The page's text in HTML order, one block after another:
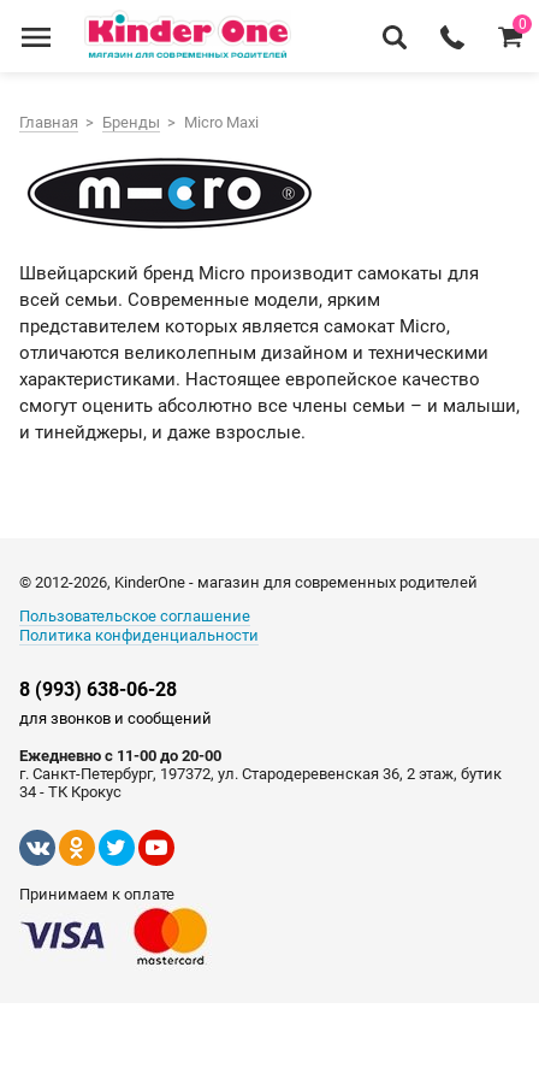
Главная Бренды Micro Maxi
Швейцарский бренд Micro производит самокаты для
всей семьи. Современные модели, ярким
представителем которых является самокат Micro,
отличаются великолепным дизайном и техническими
характеристиками. Настоящее европейское качество
смогут оценить абсолютно все члены семьи – и малыши,
и тинейджеры, и даже взрослые.
© 2012-2026, KinderOne - магазин для современных родителей
Пользовательское соглашение
Политика конфиденциальности
8 (993) 638-06-28
для звонков и сообщений
Ежедневно с 11-00 до 20-00
г. Санкт-Петербург, 197372, ул. Стародеревенская 36, 2 этаж, бутик
34 - ТК Крокус
Принимаем к оплате
0